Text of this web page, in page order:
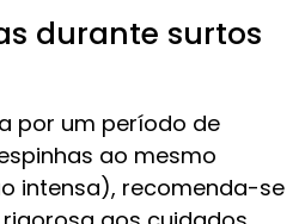
durante surtos
por um período de
ao mesmo
intensa), recomenda-se